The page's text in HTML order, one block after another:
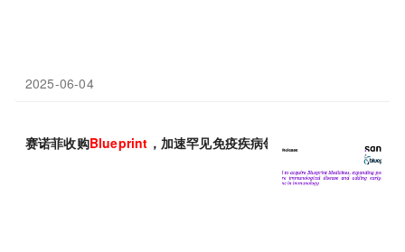
2025-06-04
赛诺菲收购Blueprint ，加速罕见免疫疾病领域布局